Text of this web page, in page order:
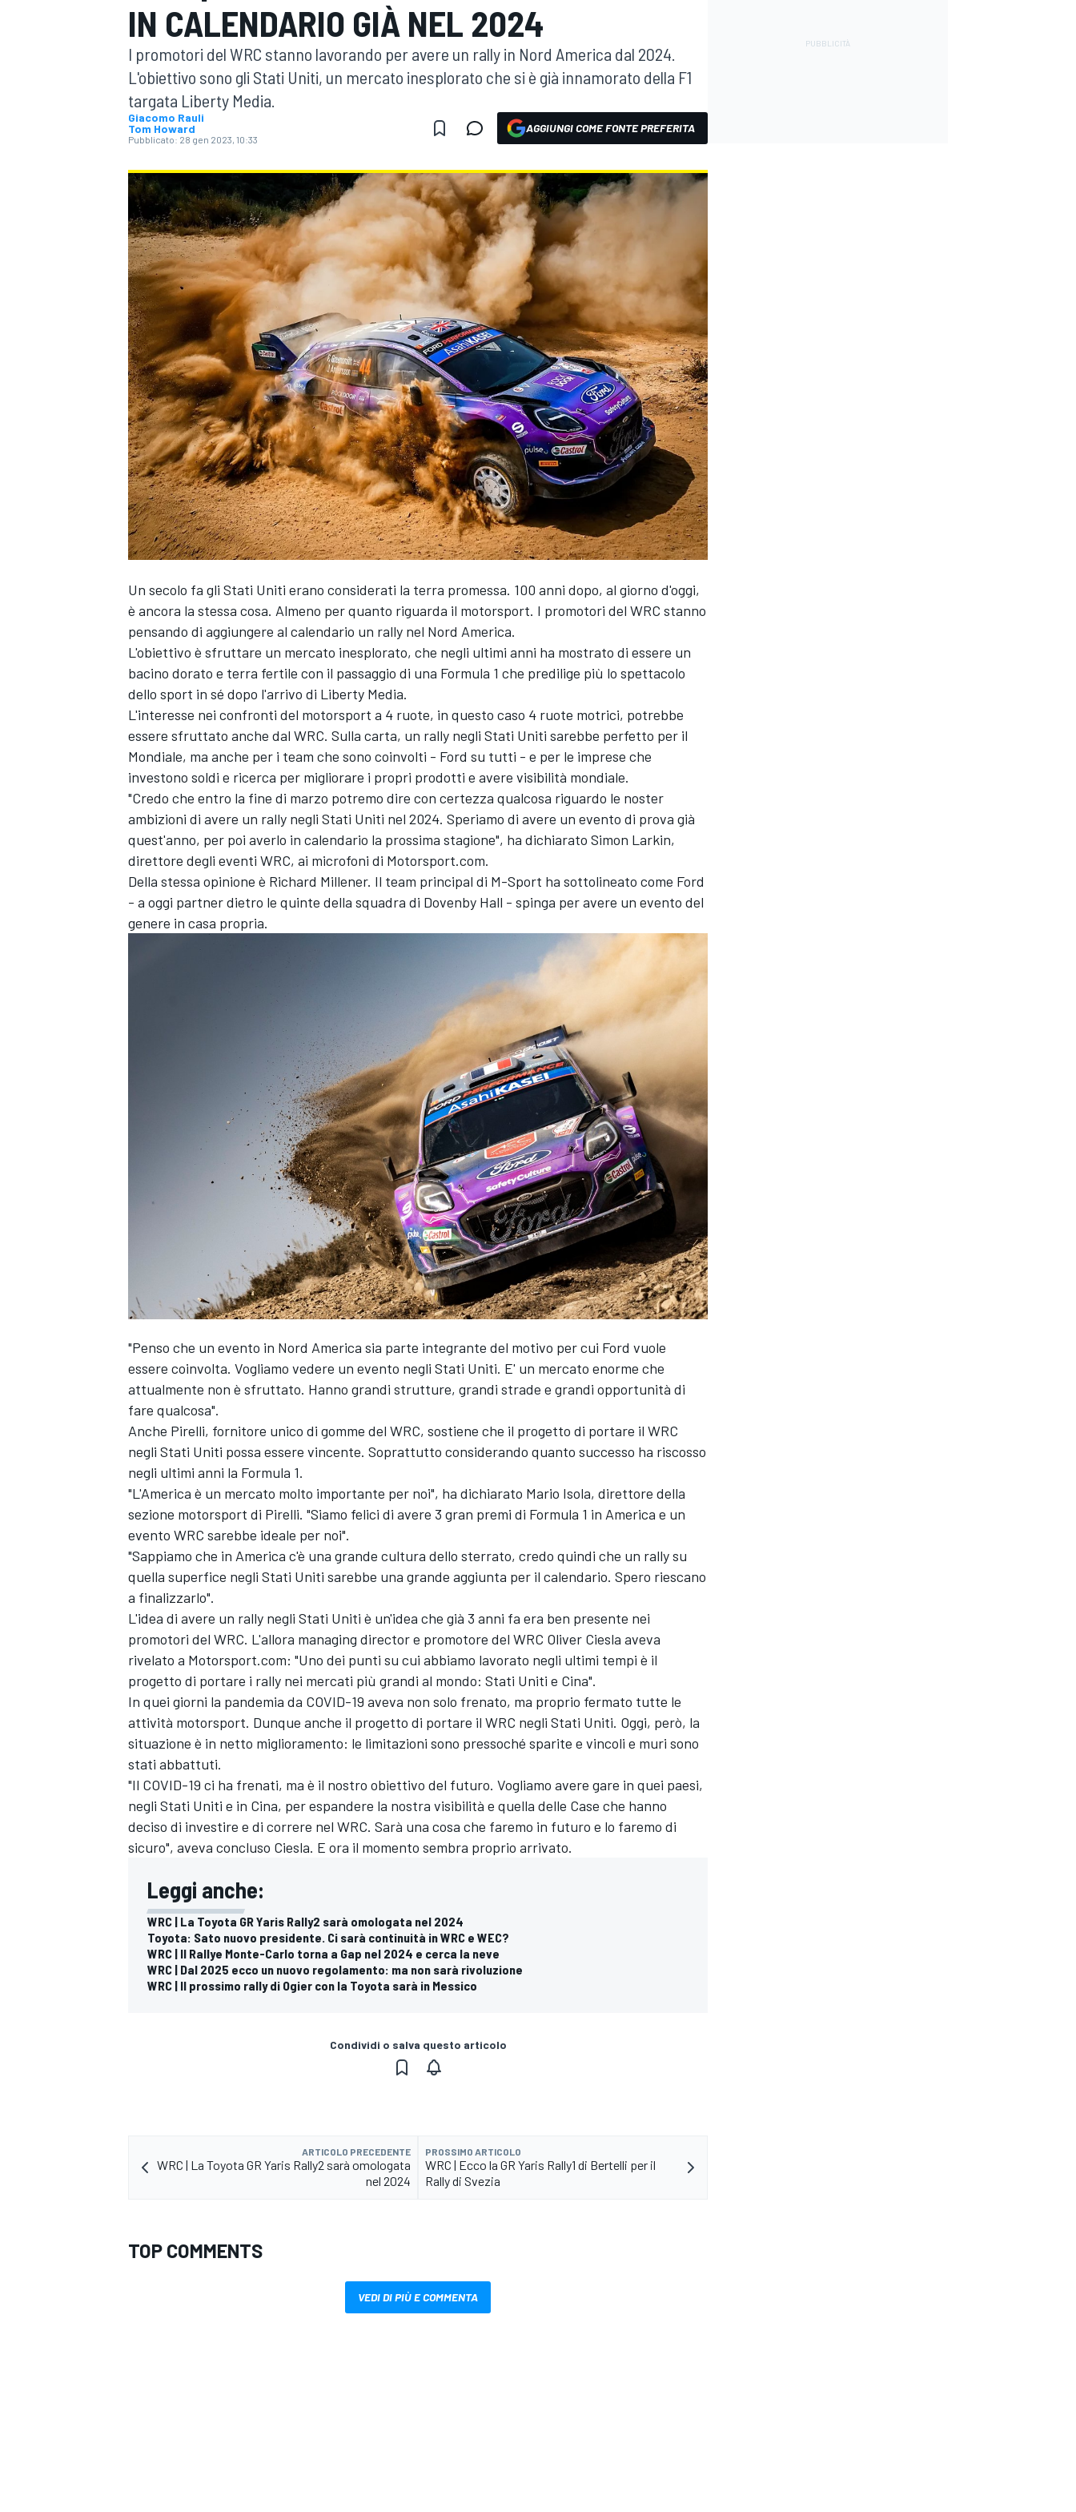
MOTOGP WEC
WRC
MONOPOSTO
ENDURANCE/GT
MONOMARCA
IN CALENDARIO GIÀ NEL 2024
I promotori del WRC stanno lavorando per avere un rally in Nord America dal 2024.
L'obiettivo sono gli Stati Uniti, un mercato inesplorato che si è già innamorato della F1
targata Liberty Media.
Giacomo Rauli
Tom Howard
Pubblicato: 28 gen 2023, 10:33
AGGIUNGI COME FONTE PREFERITA
Un secolo fa gli Stati Uniti erano considerati la terra promessa. 100 anni dopo, al giorno d'oggi,
è ancora la stessa cosa. Almeno per quanto riguarda il motorsport. I promotori del WRC stanno
pensando di aggiungere al calendario un rally nel Nord America.
L'obiettivo è sfruttare un mercato inesplorato, che negli ultimi anni ha mostrato di essere un
bacino dorato e terra fertile con il passaggio di una Formula 1 che predilige più lo spettacolo
dello sport in sé dopo l'arrivo di Liberty Media.
L'interesse nei confronti del motorsport a 4 ruote, in questo caso 4 ruote motrici, potrebbe
essere sfruttato anche dal WRC. Sulla carta, un rally negli Stati Uniti sarebbe perfetto per il
Mondiale, ma anche per i team che sono coinvolti - Ford su tutti - e per le imprese che
investono soldi e ricerca per migliorare i propri prodotti e avere visibilità mondiale.
"Credo che entro la fine di marzo potremo dire con certezza qualcosa riguardo le noster
ambizioni di avere un rally negli Stati Uniti nel 2024. Speriamo di avere un evento di prova già
quest'anno, per poi averlo in calendario la prossima stagione", ha dichiarato Simon Larkin,
direttore degli eventi WRC, ai microfoni di Motorsport.com.
Della stessa opinione è Richard Millener. Il team principal di M-Sport ha sottolineato come Ford
- a oggi partner dietro le quinte della squadra di Dovenby Hall - spinga per avere un evento del
genere in casa propria.
"Penso che un evento in Nord America sia parte integrante del motivo per cui Ford vuole
essere coinvolta. Vogliamo vedere un evento negli Stati Uniti. E' un mercato enorme che
attualmente non è sfruttato. Hanno grandi strutture, grandi strade e grandi opportunità di
fare qualcosa".
Anche Pirelli, fornitore unico di gomme del WRC, sostiene che il progetto di portare il WRC
negli Stati Uniti possa essere vincente. Soprattutto considerando quanto successo ha riscosso
negli ultimi anni la Formula 1.
"L'America è un mercato molto importante per noi", ha dichiarato Mario Isola, direttore della
sezione motorsport di Pirelli. "Siamo felici di avere 3 gran premi di Formula 1 in America e un
evento WRC sarebbe ideale per noi".
"Sappiamo che in America c'è una grande cultura dello sterrato, credo quindi che un rally su
quella superfice negli Stati Uniti sarebbe una grande aggiunta per il calendario. Spero riescano
a finalizzarlo".
L'idea di avere un rally negli Stati Uniti è un'idea che già 3 anni fa era ben presente nei
promotori del WRC. L'allora managing director e promotore del WRC Oliver Ciesla aveva
rivelato a Motorsport.com: "Uno dei punti su cui abbiamo lavorato negli ultimi tempi è il
progetto di portare i rally nei mercati più grandi al mondo: Stati Uniti e Cina".
In quei giorni la pandemia da COVID-19 aveva non solo frenato, ma proprio fermato tutte le
attività motorsport. Dunque anche il progetto di portare il WRC negli Stati Uniti. Oggi, però, la
situazione è in netto miglioramento: le limitazioni sono pressoché sparite e vincoli e muri sono
stati abbattuti.
"Il COVID-19 ci ha frenati, ma è il nostro obiettivo del futuro. Vogliamo avere gare in quei paesi,
negli Stati Uniti e in Cina, per espandere la nostra visibilità e quella delle Case che hanno
deciso di investire e di correre nel WRC. Sarà una cosa che faremo in futuro e lo faremo di
sicuro", aveva concluso Ciesla. E ora il momento sembra proprio arrivato.
Leggi anche:
WRC | La Toyota GR Yaris Rally2 sarà omologata nel 2024
Toyota: Sato nuovo presidente. Ci sarà continuità in WRC e WEC?
WRC | Il Rallye Monte-Carlo torna a Gap nel 2024 e cerca la neve
WRC | Dal 2025 ecco un nuovo regolamento: ma non sarà rivoluzione
WRC | Il prossimo rally di Ogier con la Toyota sarà in Messico
Condividi o salva questo articolo
ARTICOLO PRECEDENTE
WRC | La Toyota GR Yaris Rally2 sarà omologata
nel 2024
PROSSIMO ARTICOLO
WRC | Ecco la GR Yaris Rally1 di Bertelli per il
Rally di Svezia
TOP COMMENTS
VEDI DI PIÙ E COMMENTA